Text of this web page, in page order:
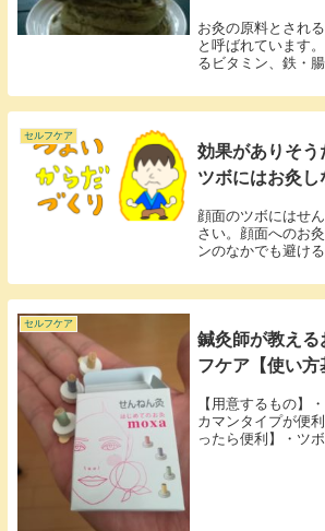
お灸の原料とされ
と呼ばれています
るビタミン、鉄・
維・塩分の撮りす
ムなどなど、嬉し
が豊富です。今日
セルフケア
効果がありそ
ツボにはお灸し
顔面のツボにはせ
さい。顔面へのお
ンのなかでも避け
す。顔面のツボの
お灸をしてはいけ
あるので安易な気
セルフケア
鍼灸師が教え
フケア【使い方
【用意するもの】
カマンタイプが便
ったら便利】・ツ